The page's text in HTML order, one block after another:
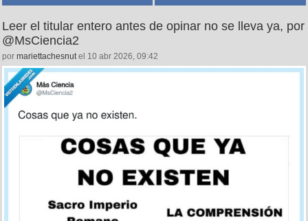
Leer el titular entero antes de opinar no se lleva ya, por
@MsCiencia2
por mariettachesnutel 10 abr 2026, 09:42